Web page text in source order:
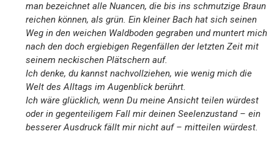
man bezeichnet alle Nuancen, die bis ins schmutzige Braun
reichen können, als grün. Ein kleiner Bach hat sich seinen
Weg in den weichen Waldboden gegraben und muntert mich
nach den doch ergiebigen Regenfällen der letzten Zeit mit
seinem neckischen Plätschern auf.
Ich denke, du kannst nachvollziehen, wie wenig mich die
Welt des Alltags im Augenblick berührt.
Ich wäre glücklich, wenn Du meine Ansicht teilen würdest
oder in gegenteiligem Fall mir deinen Seelenzustand – ein
besserer Ausdruck fällt mir nicht auf – mitteilen würdest.